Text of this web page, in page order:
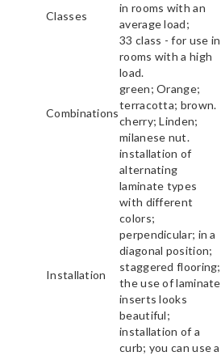
Classes
in rooms with an
average load;
33 class - for use in
rooms with a high
load.
Combinations
green; Orange;
terracotta; brown.
cherry; Linden;
milanese nut.
Installation
installation of
alternating
laminate types
with different
colors;
perpendicular; in a
diagonal position;
staggered flooring;
the use of laminate
inserts looks
beautiful;
installation of a
curb; you can use a